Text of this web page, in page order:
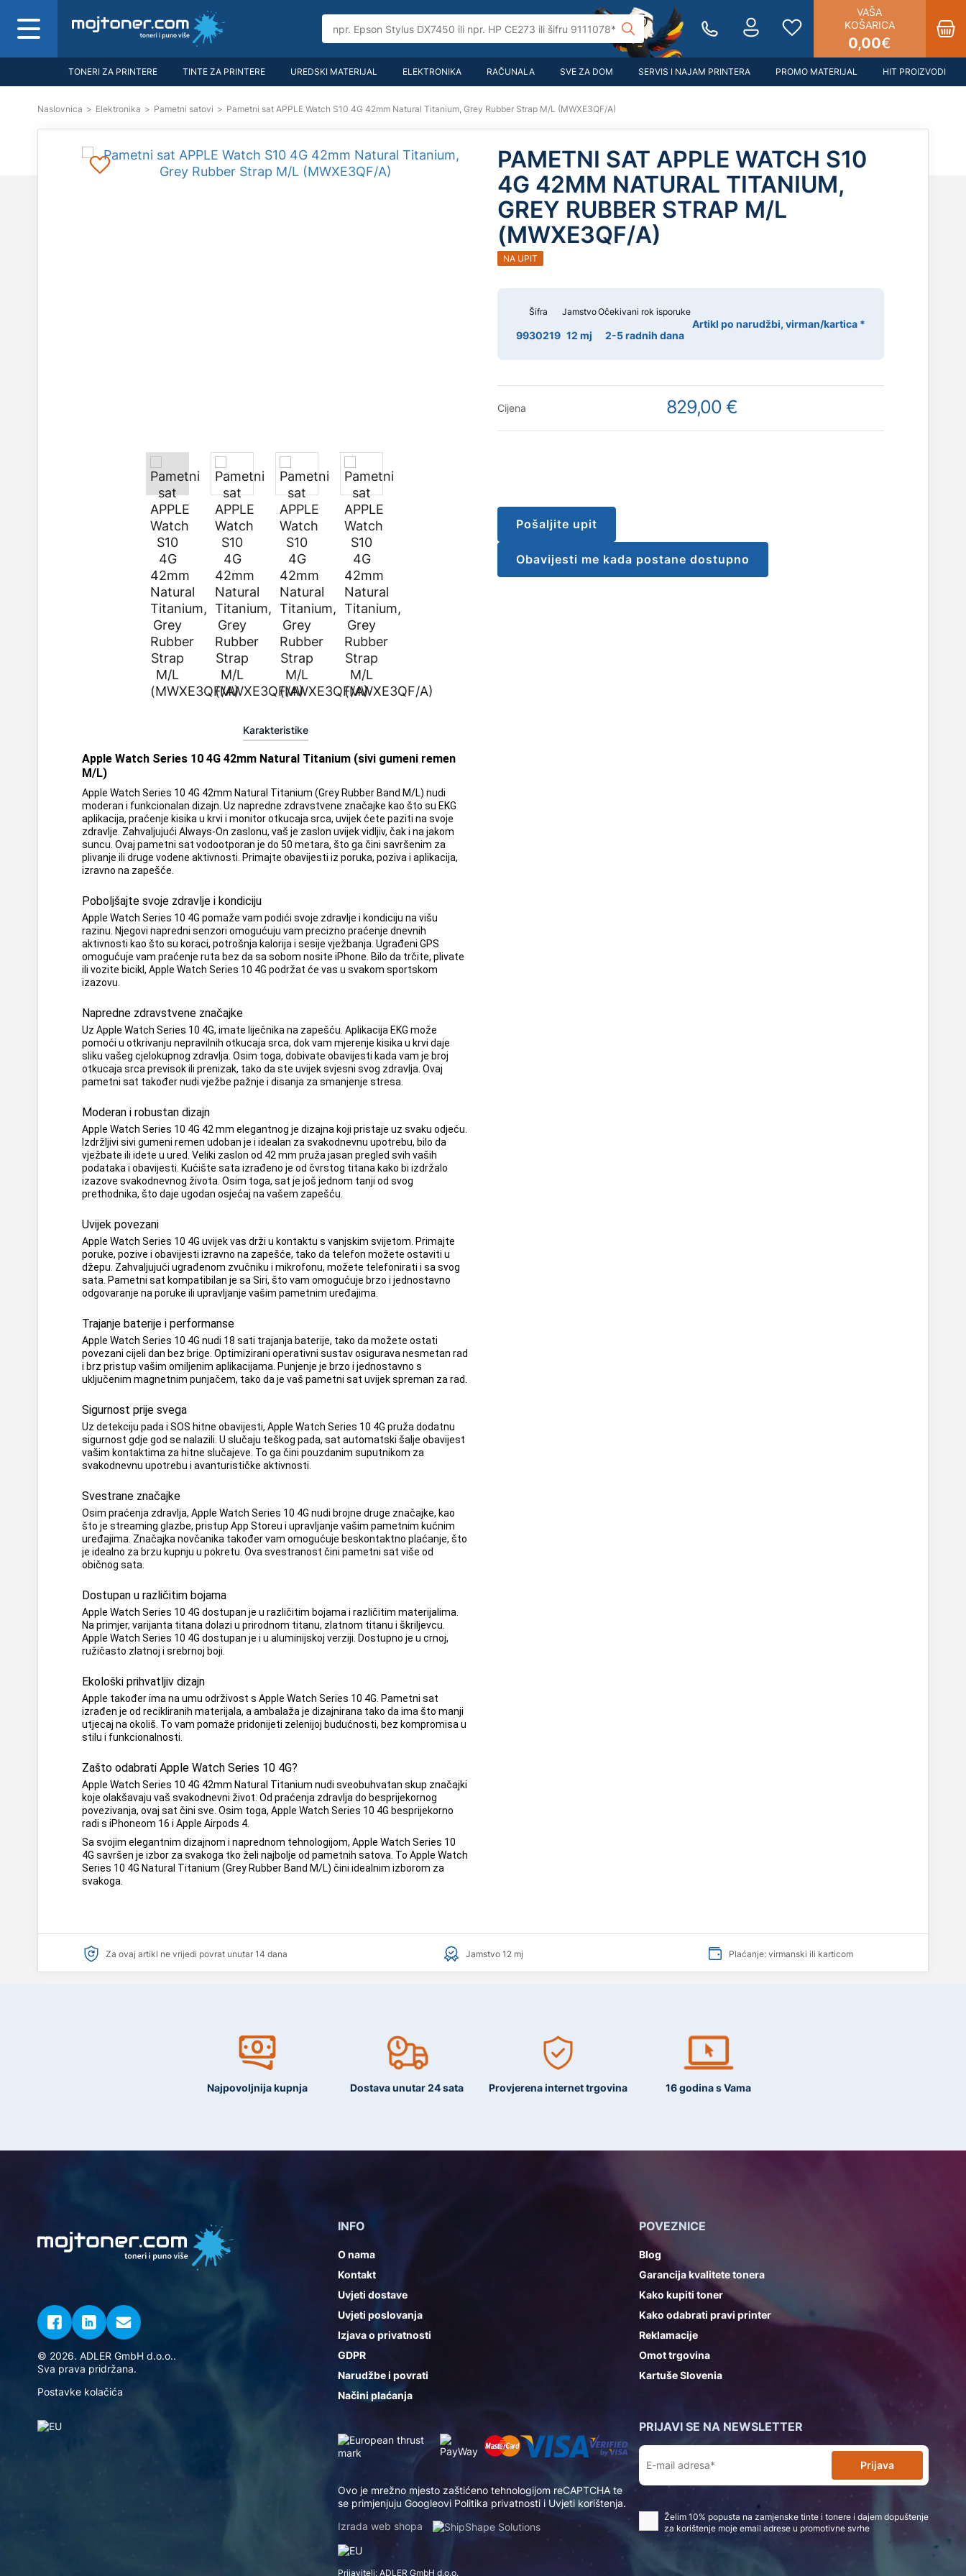
VAŠA
KOŠARICA
0,00€
TONERI ZA PRINTERE TINTE ZA PRINTERE UREDSKI MATERIJAL ELEKTRONIKA RAČUNALA SVE ZA DOM SERVIS I NAJAM PRINTERA PROMO MATERIJAL HIT PROIZVODI
Naslovnica > Elektronika > Pametni satovi > Pametni sat APPLE Watch S10 4G 42mm Natural Titanium, Grey Rubber Strap M/L (MWXE3QF/A)
Karakteristike
Apple Watch Series 10 4G 42mm Natural Titanium (sivi gumeni remen
M/L)
Apple Watch Series 10 4G 42mm Natural Titanium (Grey Rubber Band M/L) nudi
moderan i funkcionalan dizajn. Uz napredne zdravstvene značajke kao što su EKG
aplikacija, praćenje kisika u krvi i monitor otkucaja srca, uvijek ćete paziti na svoje
zdravlje. Zahvaljujući Always-On zaslonu, vaš je zaslon uvijek vidljiv, čak i na jakom
suncu. Ovaj pametni sat vodootporan je do 50 metara, što ga čini savršenim za
plivanje ili druge vodene aktivnosti. Primajte obavijesti iz poruka, poziva i aplikacija,
izravno na zapešće.
Poboljšajte svoje zdravlje i kondiciju
Apple Watch Series 10 4G pomaže vam podići svoje zdravlje i kondiciju na višu
razinu. Njegovi napredni senzori omogućuju vam precizno praćenje dnevnih
aktivnosti kao što su koraci, potrošnja kalorija i sesije vježbanja. Ugrađeni GPS
omogućuje vam praćenje ruta bez da sa sobom nosite iPhone. Bilo da trčite, plivate
ili vozite bicikl, Apple Watch Series 10 4G podržat će vas u svakom sportskom
izazovu.
Napredne zdravstvene značajke
Uz Apple Watch Series 10 4G, imate liječnika na zapešću. Aplikacija EKG može
pomoći u otkrivanju nepravilnih otkucaja srca, dok vam mjerenje kisika u krvi daje
sliku vašeg cjelokupnog zdravlja. Osim toga, dobivate obavijesti kada vam je broj
otkucaja srca previsok ili prenizak, tako da ste uvijek svjesni svog zdravlja. Ovaj
pametni sat također nudi vježbe pažnje i disanja za smanjenje stresa.
Moderan i robustan dizajn
Apple Watch Series 10 4G 42 mm elegantnog je dizajna koji pristaje uz svaku odjeću.
Izdržljivi sivi gumeni remen udoban je i idealan za svakodnevnu upotrebu, bilo da
vježbate ili idete u ured. Veliki zaslon od 42 mm pruža jasan pregled svih vaših
podataka i obavijesti. Kućište sata izrađeno je od čvrstog titana kako bi izdržalo
izazove svakodnevnog života. Osim toga, sat je još jednom tanji od svog
prethodnika, što daje ugodan osjećaj na vašem zapešću.
Uvijek povezani
Apple Watch Series 10 4G uvijek vas drži u kontaktu s vanjskim svijetom. Primajte
poruke, pozive i obavijesti izravno na zapešće, tako da telefon možete ostaviti u
džepu. Zahvaljujući ugrađenom zvučniku i mikrofonu, možete telefonirati i sa svog
sata. Pametni sat kompatibilan je sa Siri, što vam omogućuje brzo i jednostavno
odgovaranje na poruke ili upravljanje vašim pametnim uređajima.
Trajanje baterije i performanse
Apple Watch Series 10 4G nudi 18 sati trajanja baterije, tako da možete ostati
povezani cijeli dan bez brige. Optimizirani operativni sustav osigurava nesmetan rad
i brz pristup vašim omiljenim aplikacijama. Punjenje je brzo i jednostavno s
uključenim magnetnim punjačem, tako da je vaš pametni sat uvijek spreman za rad.
Sigurnost prije svega
Uz detekciju pada i SOS hitne obavijesti, Apple Watch Series 10 4G pruža dodatnu
sigurnost gdje god se nalazili. U slučaju teškog pada, sat automatski šalje obavijest
vašim kontaktima za hitne slučajeve. To ga čini pouzdanim suputnikom za
svakodnevnu upotrebu i avanturističke aktivnosti.
Svestrane značajke
Osim praćenja zdravlja, Apple Watch Series 10 4G nudi brojne druge značajke, kao
što je streaming glazbe, pristup App Storeu i upravljanje vašim pametnim kućnim
uređajima. Značajka novčanika također vam omogućuje beskontaktno plaćanje, što
je idealno za brzu kupnju u pokretu. Ova svestranost čini pametni sat više od
običnog sata.
Dostupan u različitim bojama
Apple Watch Series 10 4G dostupan je u različitim bojama i različitim materijalima.
Na primjer, varijanta titana dolazi u prirodnom titanu, zlatnom titanu i škriljevcu.
Apple Watch Series 10 4G dostupan je i u aluminijskoj verziji. Dostupno je u crnoj,
ružičasto zlatnoj i srebrnoj boji.
Ekološki prihvatljiv dizajn
Apple također ima na umu održivost s Apple Watch Series 10 4G. Pametni sat
izrađen je od recikliranih materijala, a ambalaža je dizajnirana tako da ima što manji
utjecaj na okoliš. To vam pomaže pridonijeti zelenijoj budućnosti, bez kompromisa u
stilu i funkcionalnosti.
Zašto odabrati Apple Watch Series 10 4G?
Apple Watch Series 10 4G 42mm Natural Titanium nudi sveobuhvatan skup značajki
koje olakšavaju vaš svakodnevni život. Od praćenja zdravlja do besprijekornog
povezivanja, ovaj sat čini sve. Osim toga, Apple Watch Series 10 4G besprijekorno
radi s iPhoneom 16 i Apple Airpods 4.
Sa svojim elegantnim dizajnom i naprednom tehnologijom, Apple Watch Series 10
4G savršen je izbor za svakoga tko želi najbolje od pametnih satova. To Apple Watch
Series 10 4G Natural Titanium (Grey Rubber Band M/L) čini idealnim izborom za
svakoga.
PAMETNI SAT APPLE WATCH S10
4G 42MM NATURAL TITANIUM,
GREY RUBBER STRAP M/L
(MWXE3QF/A)
NA UPIT
Šifra
9930219
Jamstvo
12 mj
Očekivani rok isporuke
2-5 radnih dana
Artikl po narudžbi, virman/kartica *
Cijena 829,00 €
Pošaljite upit
Obavijesti me kada postane dostupno
Za ovaj artikl ne vrijedi povrat unutar 14 dana Jamstvo 12 mj Plaćanje: virmanski ili karticom
Najpovoljnija kupnja Dostava unutar 24 sata Provjerena internet trgovina 16 godina s Vama
© 2026. ADLER GmbH d.o.o..
Sva prava pridržana.
Postavke kolačića
INFO
O nama
Kontakt
Uvjeti dostave
Uvjeti poslovanja
Izjava o privatnosti
GDPR
Narudžbe i povrati
Načini plaćanja
POVEZNICE
Blog
Garancija kvalitete tonera
Kako kupiti toner
Kako odabrati pravi printer
Reklamacije
Omot trgovina
Kartuše Slovenia
Ovo je mrežno mjesto zaštićeno tehnologijom reCAPTCHA te
se primjenjuju Googleovi Politika privatnosti i Uvjeti korištenja.
Izrada web shopa
Prijavitelj: ADLER GmbH d.o.o.
PRIJAVI SE NA NEWSLETTER
Prijava
Želim 10% popusta na zamjenske tinte i tonere i dajem dopuštenje
za korištenje moje email adrese u promotivne svrhe